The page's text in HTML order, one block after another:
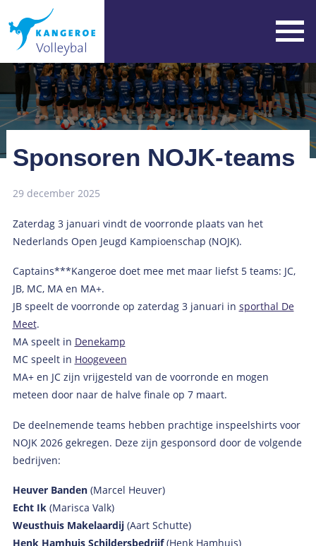
Sponsoren NOJK-teams
29 december 2025
Zaterdag 3 januari vindt de voorronde plaats van het
Nederlands Open Jeugd Kampioenschap (NOJK).
Captains***Kangeroe doet mee met maar liefst 5 teams: JC,
JB, MC, MA en MA+.
JB speelt de voorronde op zaterdag 3 januari in sporthal De
Meet.
MA speelt in Denekamp
MC speelt in Hoogeveen
MA+ en JC zijn vrijgesteld van de voorronde en mogen
meteen door naar de halve finale op 7 maart.
De deelnemende teams hebben prachtige inspeelshirts voor
NOJK 2026 gekregen. Deze zijn gesponsord door de volgende
bedrijven:
Heuver Banden(Marcel Heuver)
Echt Ik(Marisca Valk)
Weusthuis Makelaardij(Aart Schutte)
Henk Hamhuis Schildersbedrijf(Henk Hamhuis)